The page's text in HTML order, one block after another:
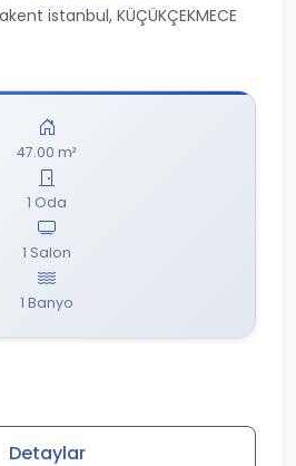
istanbul, KÜÇÜKÇEKMECE
47.00 m²
1 Oda
1 Salon
1 Banyo
Detaylar